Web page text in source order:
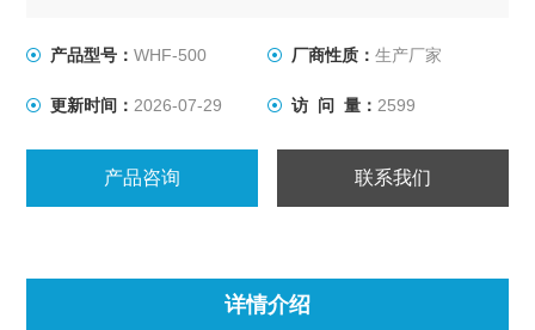
产品型号：WHF-500 厂商性质： 生产厂家
更新时间： 2026-07-29 访 问 量： 2599
产品咨询 联系我们
详情介绍